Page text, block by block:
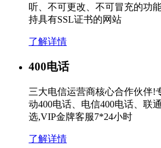
听、不可更改、不可冒充的功
持具有SSL证书的网站
了解详情
400电话
三大电信运营商核心合作伙伴!
动400电话、电信400电话、联
选,VIP金牌客服7*24小时
了解详情